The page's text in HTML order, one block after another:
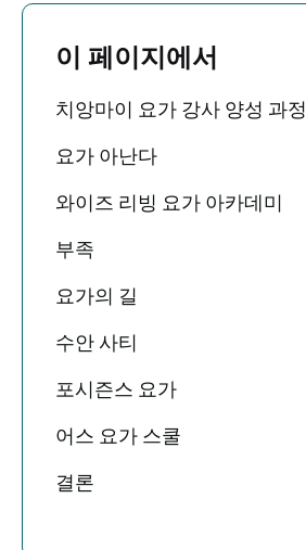
이 페이지에서
치앙마이 요가 강사 양성 과정
요가 아난다
와이즈 리빙 요가 아카데미
부족
요가의 길
수안 사티
포시즌스 요가
어스 요가 스쿨
결론